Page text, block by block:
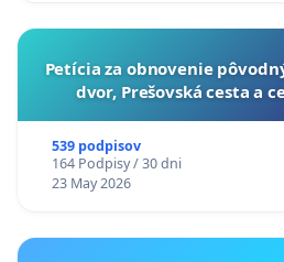
​Petícia za obnovenie
dvor, Prešovská cesta a
539 podpisov
164 Podpisy / 30 dni
23 May 2026